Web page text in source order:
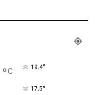
°C 19.4°
17.5°